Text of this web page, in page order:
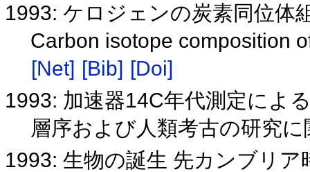
1993: ケロジェンの炭素同位体
Carbon isotope composition
[Net] [Bib] [Doi]
1993: 加速器14C年代測定によ
層序および人類考古の研究
1993: 生物の誕生 先カンブリ